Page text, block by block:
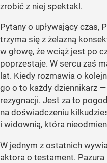
zrobić z niej spektakl.
Pytany o upływający czas,
trzyma się z żelazną
w głowę, że wciąż jest po
poprzestaje. W sercu zaś
lat. Kiedy rozmawia o
go o to każdy dziennikarz
rezygnacji. Jest za to
na doświadczeniu
i widownią, która
W jednym z ostatnich
aktora o testament. Pazura